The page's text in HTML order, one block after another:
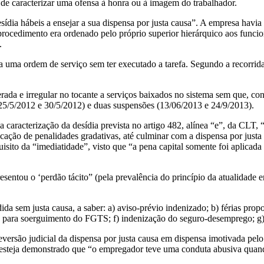
caracterizar uma ofensa à honra ou à imagem do trabalhador.
hábeis a ensejar a sua dispensa por justa causa”. A empresa
era ordenado pelo próprio superior hierárquico aos
ordem de serviço sem ter executado a tarefa. Segundo a
e irregular no tocante a serviços baixados no sistema sem que,
5/2012 e 30/5/2012) e duas suspensões (13/06/2013 e 24/9/2013).
da desídia prevista no artigo 482, alínea “e”, da CLT,
de penalidades gradativas, até culminar com a dispensa por
da “imediatidade”, visto que “a pena capital somente foi
o ‘perdão tácito” (pela prevalência do princípio da
sem justa causa, a saber: a) aviso-prévio indenizado; b) férias
soerguimento do FGTS; f) indenização do seguro-desemprego;
judicial da dispensa por justa causa em dispensa imotivada
demonstrado que “o empregador teve uma conduta abusiva